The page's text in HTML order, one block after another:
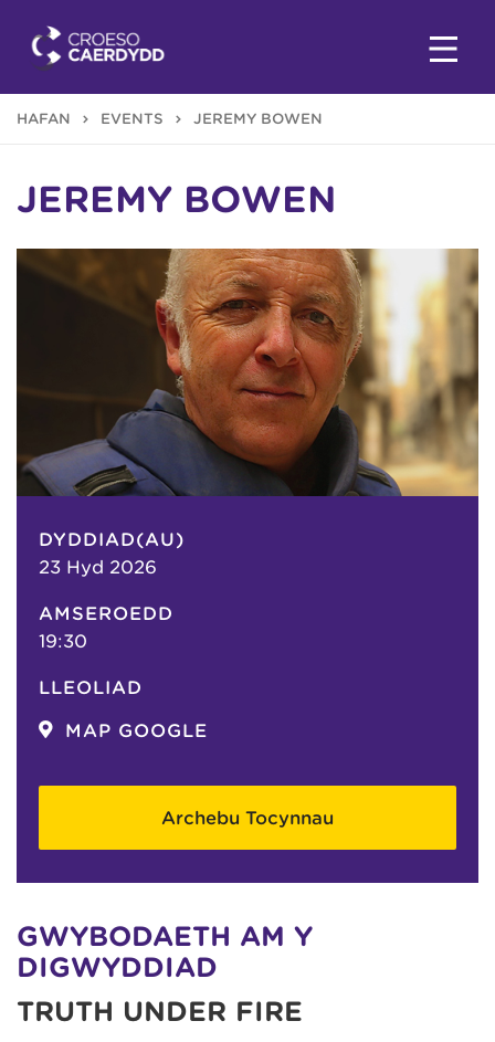
HAFAN EVENTS JEREMY BOWEN
JEREMY BOWEN
DYDDIAD(AU)
23 Hyd 2026
AMSEROEDD
19:30
LLEOLIAD
MAP GOOGLE
Archebu Tocynnau
GWYBODAETH AM Y
DIGWYDDIAD
TRUTH UNDER FIRE